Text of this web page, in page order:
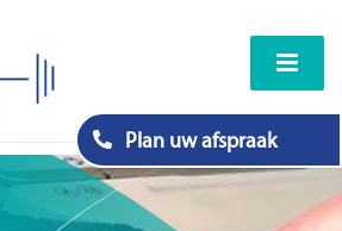
Plan uw afspraak